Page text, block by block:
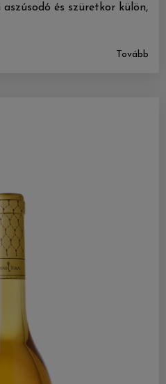
és szüretkor külön,
Tovább